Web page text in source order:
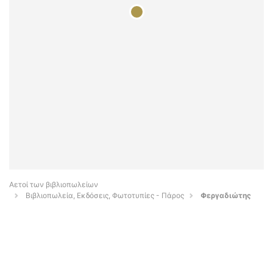
Αετοί των βιβλιοπωλείων
Βιβλιοπωλεία, Εκδόσεις, Φωτοτυπίες - Πάρος
Φεργαδιώτης